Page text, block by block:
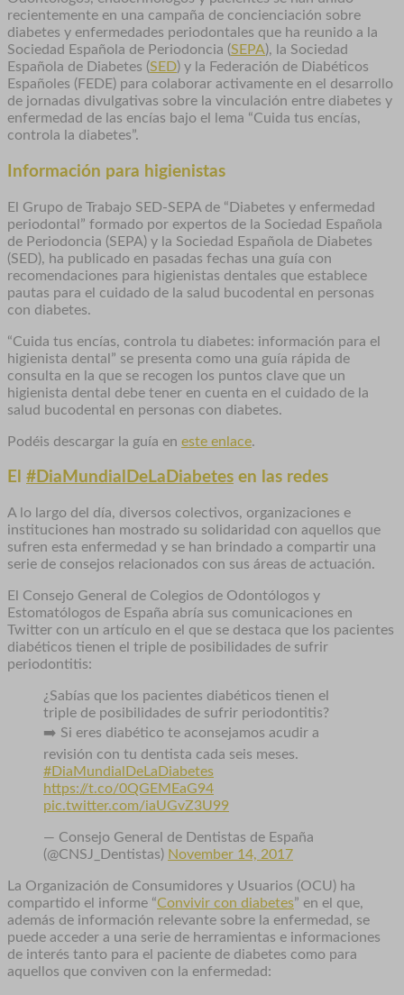
recientemente en una campaña de concienciación sobre
diabetes y enfermedades periodontales que ha reunido a la
Sociedad Española de Periodoncia (SEPA), la Sociedad
Española de Diabetes (SED) y la Federación de Diabéticos
Españoles (FEDE) para colaborar activamente en el desarrollo
de jornadas divulgativas sobre la vinculación entre diabetes y
enfermedad de las encías bajo el lema “Cuida tus encías,
controla la diabetes”.
Información para higienistas
El Grupo de Trabajo SED-SEPA de “Diabetes y enfermedad
periodontal” formado por expertos de la Sociedad Española
de Periodoncia (SEPA) y la Sociedad Española de Diabetes
(SED), ha publicado en pasadas fechas una guía con
recomendaciones para higienistas dentales que establece
pautas para el cuidado de la salud bucodental en personas
con diabetes.
“Cuida tus encías, controla tu diabetes: información para el
higienista dental” se presenta como una guía rápida de
consulta en la que se recogen los puntos clave que un
higienista dental debe tener en cuenta en el cuidado de la
salud bucodental en personas con diabetes.
Podéis descargar la guía en este enlace.
El #DiaMundialDeLaDiabetes en las redes
A lo largo del día, diversos colectivos, organizaciones e
instituciones han mostrado su solidaridad con aquellos que
sufren esta enfermedad y se han brindado a compartir una
serie de consejos relacionados con sus áreas de actuación.
El Consejo General de Colegios de Odontólogos y
Estomatólogos de España abría sus comunicaciones en
Twitter con un artículo en el que se destaca que los pacientes
diabéticos tienen el triple de posibilidades de sufrir
periodontitis:
¿Sabías que los pacientes diabéticos tienen el
triple de posibilidades de sufrir periodontitis?
➡️ Si eres diabético te aconsejamos acudir a
revisión con tu dentista cada seis meses.
#DiaMundialDeLaDiabetes
https://t.co/0QGEMEaG94
pic.twitter.com/iaUGvZ3U99
— Consejo General de Dentistas de España
(@CNSJ_Dentistas) November 14, 2017
La Organización de Consumidores y Usuarios (OCU) ha
compartido el informe “Convivir con diabetes” en el que,
además de información relevante sobre la enfermedad, se
puede acceder a una serie de herramientas e informaciones
de interés tanto para el paciente de diabetes como para
aquellos que conviven con la enfermedad: